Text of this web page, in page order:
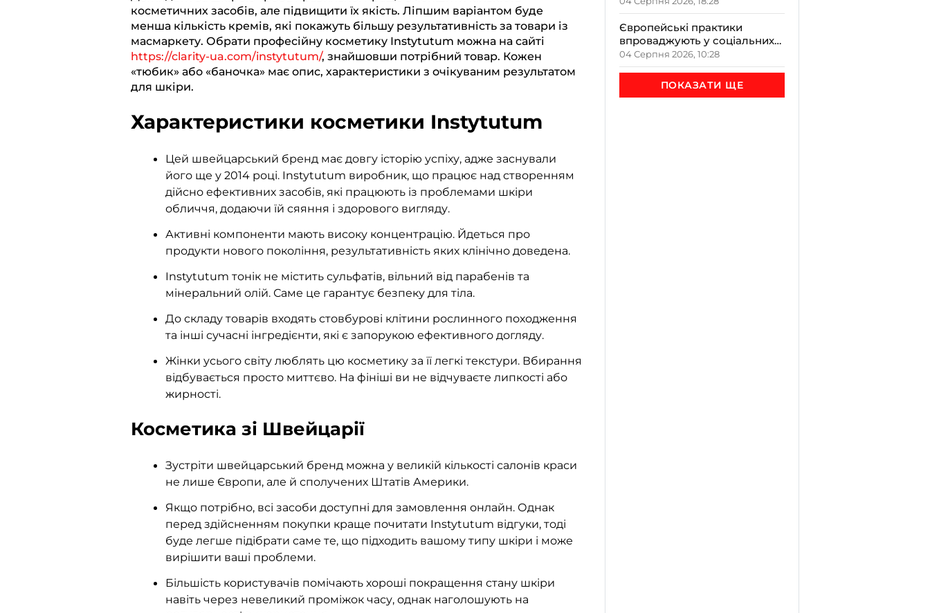
e
g
r
a
m
e
b
o
o
k
t
s
A
p
e
r
y
L
i
n
косметичних засобів, але підвищити їх якість. Ліпшим варіантом буде
менша кількість кремів, які покажуть більшу результативність за товари із
масмаркету. Обрати професійну косметику Instytutum можна на сайті
https://clarity-ua.com/instytutum/, знайшовши потрібний товар. Кожен
«тюбик» або «баночка» має опис, характеристики з очікуваним результатом
для шкіри.
Характеристики косметики Instytutum
Цей швейцарський бренд має довгу історію успіху, адже заснували
його ще у 2014 році. Instytutum виробник, що працює над створенням
дійсно ефективних засобів, які працюють із проблемами шкіри
обличчя, додаючи їй сяяння і здорового вигляду.
Активні компоненти мають високу концентрацію. Йдеться про
продукти нового покоління, результативність яких клінічно доведена.
Instytutum тонік не містить сульфатів, вільний від парабенів та
мінеральний олій. Саме це гарантує безпеку для тіла.
До складу товарів входять стовбурові клітини рослинного походження
та інші сучасні інгредієнти, які є запорукою ефективного догляду.
Жінки усього світу люблять цю косметику за її легкі текстури. Вбирання
відбувається просто миттєво. На фініші ви не відчуваєте липкості або
жирності.
Косметика зі Швейцарії
Зустріти швейцарський бренд можна у великій кількості салонів краси
не лише Європи, але й сполучених Штатів Америки.
Якщо потрібно, всі засоби доступні для замовлення онлайн. Однак
перед здійсненням покупки краще почитати Instytutum відгуки, тоді
буде легше підібрати саме те, що підходить вашому типу шкіри і може
вирішити ваші проблеми.
Більшість користувачів помічають хороші покращення стану шкіри
навіть через невеликий проміжок часу, однак наголошують на
Європейські практики
впроваджують у соціальних
закладах Прикарпаття на
обговоренні в ОДА
04 Серпня 2026, 10:28
ПОКАЗАТИ ЩЕ